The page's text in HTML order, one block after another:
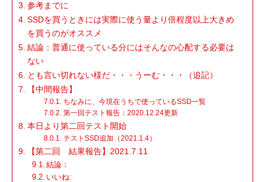
参考までに
SSDを買うときには実際に使う量より倍程度以上大きめ
を買うのがオススメ
結論：普通に使っている分にはそんなの心配する必要は
ない
とも言い切れない様だ・・・うーむ・・・（追記）
【中間報告】
ちなみに、今現在うちで使っているSSD一覧
第一回テスト報告：2020.12.24更新
本日より第二回テスト開始
テストSSD追加（2021.1.4）
【第二回 結果報告】2021.7.11
結論：
いいね: